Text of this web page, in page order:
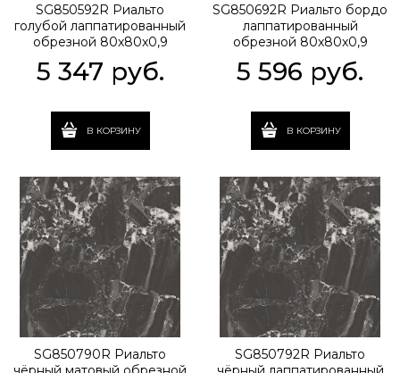
SG850592R Риальто
голубой лаппатированный
обрезной 80x80x0,9
5 347 руб.
В КОРЗИНУ
SG850692R Риальто бордо
лаппатированный
обрезной 80x80x0,9
5 596 руб.
В КОРЗИНУ
SG850790R Риальто
SG850792R Риальто